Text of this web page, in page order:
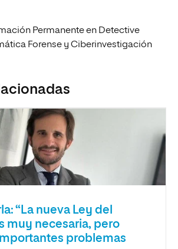
Permanente en Detective
Forense y Ciberinvestigación
“La nueva Ley del
muy necesaria, pero
problemas